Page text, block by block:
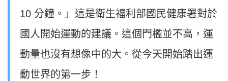
10 分鐘。」這是衛生福利部國民健康署對於
國人開始運動的建議。這個門檻並不高，運
動量也沒有想像中的大。從今天開始踏出運
動世界的第一步！